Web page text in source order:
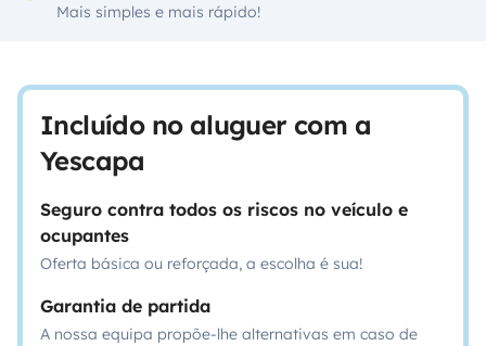
Mais simples e mais rápido!
Incluído no aluguer com a
Yescapa
Seguro contra todos os riscos no veículo e
ocupantes
Oferta básica ou reforçada, a escolha é sua!
Garantia de partida
A nossa equipa propõe-lhe alternativas em caso de